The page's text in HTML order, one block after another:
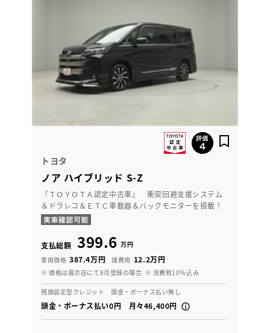
トヨタ
ノア ハイブリッド S-Z
『ＴＯＹＯＴＡ認定中古車』 衝突回避支援システム
＆ドラレコ＆ＥＴＣ車載器＆バックモニターを搭載！
支払総額 399.6 万円
車両価格 387.4万円 諸費用 12.2万円
※ 価格は展示店にて8月登録の場合 ※ 消費税10％込み
残価設定型クレジット 頭金・ボーナス払い無し
頭金・ボーナス払い0円 月々46,400円